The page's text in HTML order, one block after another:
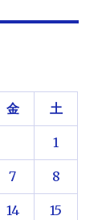
金 土
1
7 8
14 15